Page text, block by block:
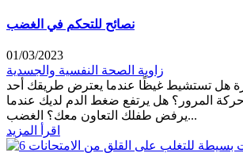
نصائح للتحكم في الغضب
01/03/2023
زاوية الصحة النفسية والجسدية
هل تستشيط غيظًا عندما يعترض طريقك أحد
المرور؟ هل يرتفع ضغط الدم لديك عندما
يرفض طفلك التعاون معك؟ الغضب...
اقرأ المزيد